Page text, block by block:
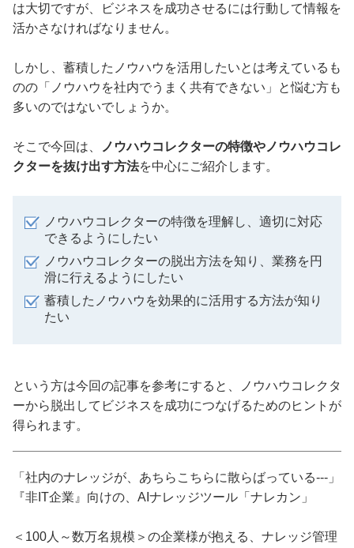
は大切ですが、ビジネスを成功させるには行動して情報を
活かさなければなりません。
しかし、蓄積したノウハウを活用したいとは考えているも
のの「ノウハウを社内でうまく共有できない」と悩む方も
多いのではないでしょうか。
そこで今回は、
ノウハウコレクターの特徴やノウハウコレ
クターを抜け出す方法を中心にご紹介します。
ノウハウコレクターの特徴を理解し、適切に対応
できるようにしたい
ノウハウコレクターの脱出方法を知り、業務を円
滑に行えるようにしたい
蓄積したノウハウを効果的に活用する方法が知り
たい
という方は今回の記事を参考にすると、ノウハウコレクタ
ーから脱出してビジネスを成功につなげるためのヒントが
得られます。
「社内のナレッジが、あちらこちらに散らばっている---」
『非IT企業』向けの、AIナレッジツール「ナレカン」
＜100人～数万名規模＞の企業様が抱える、ナレッジ管理